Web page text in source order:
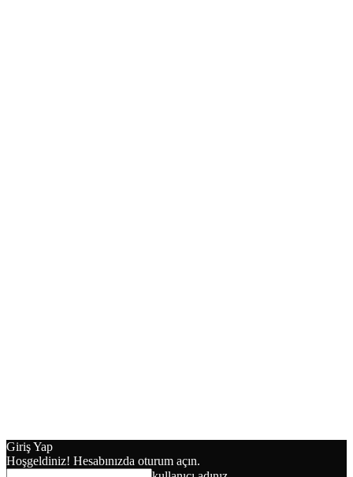
Giriş Yap
Hoşgeldiniz! Hesabınızda oturum açın.